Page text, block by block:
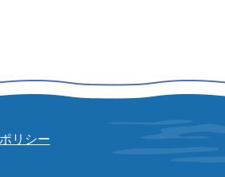
リシー